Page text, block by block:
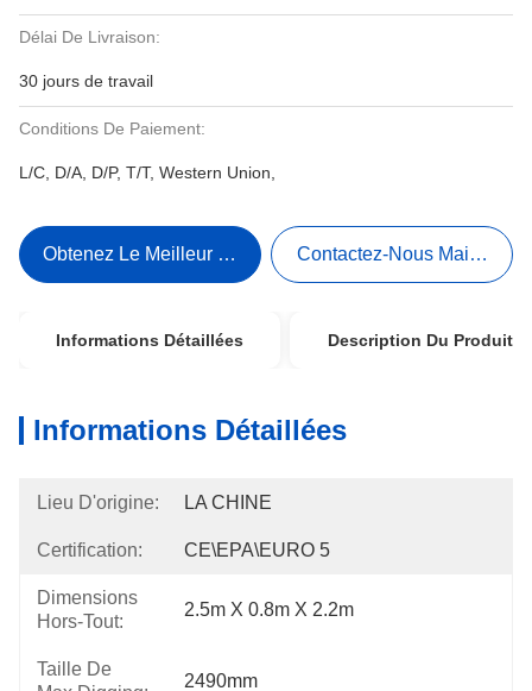
Délai De Livraison:
30 jours de travail
Conditions De Paiement:
L/C, D/A, D/P, T/T, Western Union,
Obtenez Le Meilleur Prix Contactez-Nous Maintenant
Informations Détaillées Description Du Produit
Informations Détaillées
Lieu D'origine: LA CHINE
Certification: CE\EPA\EURO 5
Dimensions
Hors-Tout:
2.5m X 0.8m X 2.2m
Taille De
2490mm